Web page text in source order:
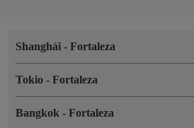
Shanghái - Fortaleza
Tokio - Fortaleza
Bangkok - Fortaleza